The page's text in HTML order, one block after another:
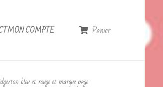
MON COMPTE Panier
bleu et rouge et marque page